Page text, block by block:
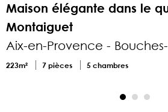
Maison élégante dans le
Montaiguet
Aix-en-Provence -
223m² 7 pièces 5 chambres